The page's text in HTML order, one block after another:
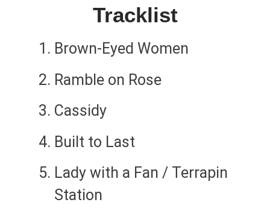
Tracklist
Brown-Eyed Women
Ramble on Rose
Cassidy
Built to Last
Lady with a Fan / Terrapin
Station